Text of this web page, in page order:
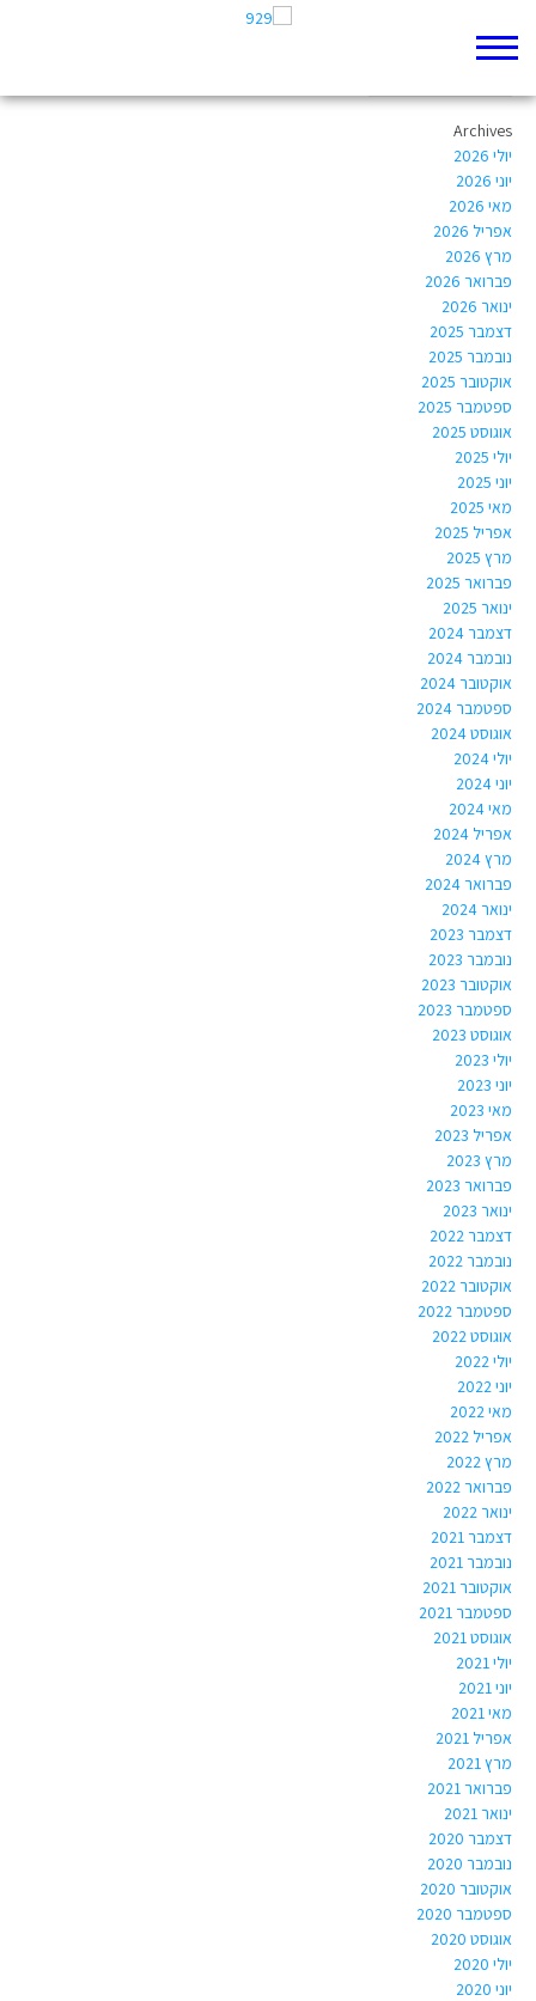
Estihonig@hotmail.com
Archives
יולי 2026
יוני 2026
מאי 2026
אפריל 2026
מרץ 2026
פברואר 2026
ינואר 2026
דצמבר 2025
נובמבר 2025
אוקטובר 2025
ספטמבר 2025
אוגוסט 2025
יולי 2025
יוני 2025
מאי 2025
אפריל 2025
מרץ 2025
פברואר 2025
ינואר 2025
דצמבר 2024
נובמבר 2024
אוקטובר 2024
ספטמבר 2024
אוגוסט 2024
יולי 2024
יוני 2024
מאי 2024
אפריל 2024
מרץ 2024
פברואר 2024
ינואר 2024
דצמבר 2023
נובמבר 2023
אוקטובר 2023
ספטמבר 2023
אוגוסט 2023
יולי 2023
יוני 2023
מאי 2023
אפריל 2023
מרץ 2023
פברואר 2023
ינואר 2023
דצמבר 2022
נובמבר 2022
אוקטובר 2022
ספטמבר 2022
אוגוסט 2022
יולי 2022
יוני 2022
מאי 2022
אפריל 2022
מרץ 2022
פברואר 2022
ינואר 2022
דצמבר 2021
נובמבר 2021
אוקטובר 2021
ספטמבר 2021
אוגוסט 2021
יולי 2021
יוני 2021
מאי 2021
אפריל 2021
מרץ 2021
פברואר 2021
ינואר 2021
דצמבר 2020
נובמבר 2020
אוקטובר 2020
ספטמבר 2020
אוגוסט 2020
יולי 2020
יוני 2020